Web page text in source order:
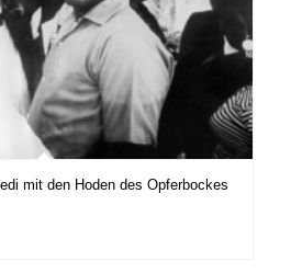
mit den Hoden des Opferbockes